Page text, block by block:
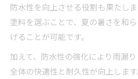
防水性を向上させる役割も果たし
塗料を選ぶことで、夏の暑さを和
げることが可能です。
加えて、防水性の強化により雨漏
全体の快適性と耐久性が向上しま